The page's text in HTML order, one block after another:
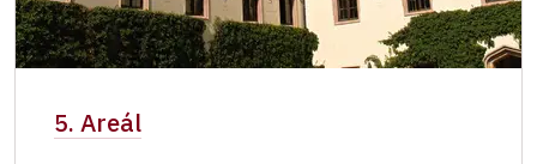
5. Areál